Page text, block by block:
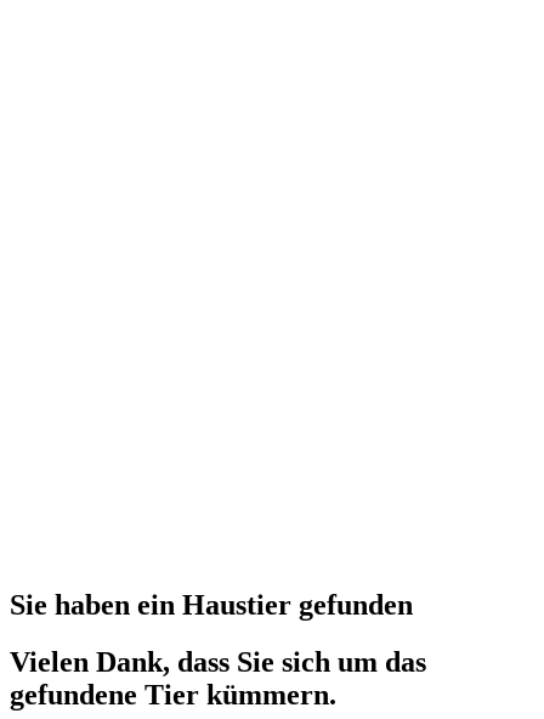
Sie haben ein Haustier gefunden
Vielen Dank, dass Sie sich um das
gefundene Tier kümmern.